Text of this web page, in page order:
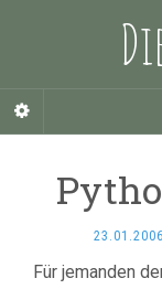
23.01.2006
Für jemanden